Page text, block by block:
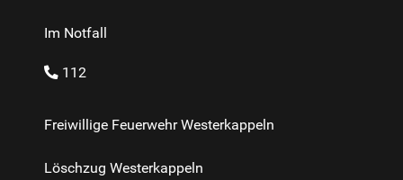
Im Notfall
112
Freiwillige Feuerwehr Westerkappeln
Löschzug Westerkappeln